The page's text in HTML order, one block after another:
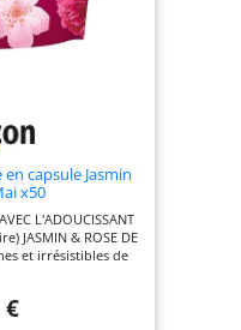
en capsule Jasmin
x50
L'ADOUCISSANT
JASMIN & ROSE DE
et irrésistibles de
rouges pour vous
vêtements SUR les
€